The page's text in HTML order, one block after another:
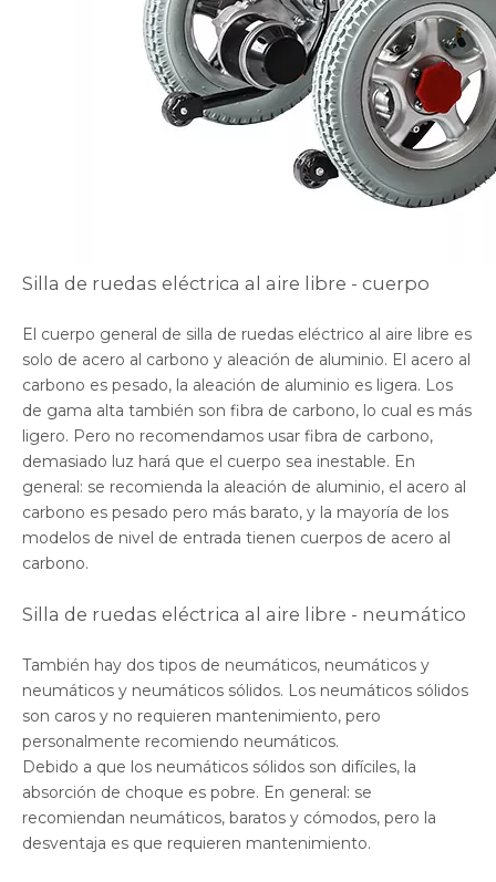
Silla de ruedas eléctrica al aire libre - cuerpo
El cuerpo general de silla de ruedas eléctrico al aire libre es
solo de acero al carbono y aleación de aluminio. El acero al
carbono es pesado, la aleación de aluminio es ligera. Los
de gama alta también son fibra de carbono, lo cual es más
ligero. Pero no recomendamos usar fibra de carbono,
demasiado luz hará que el cuerpo sea inestable. En
general: se recomienda la aleación de aluminio, el acero al
carbono es pesado pero más barato, y la mayoría de los
modelos de nivel de entrada tienen cuerpos de acero al
carbono.
Silla de ruedas eléctrica al aire libre - neumático
También hay dos tipos de neumáticos, neumáticos y
neumáticos y neumáticos sólidos. Los neumáticos sólidos
son caros y no requieren mantenimiento, pero
personalmente recomiendo neumáticos.
Debido a que los neumáticos sólidos son difíciles, la
absorción de choque es pobre. En general: se
recomiendan neumáticos, baratos y cómodos, pero la
desventaja es que requieren mantenimiento.